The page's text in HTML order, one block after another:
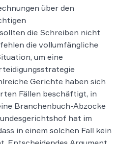
über den
die Schreiben nicht
die vollumfängliche
um eine
Gerichte haben sich
Fällen beschäftigt, in
Branchenbuch-Abzocke
hat im
in einem solchen Fall kein